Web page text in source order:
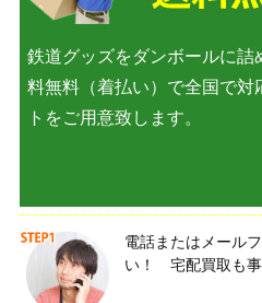
鉄道グッズをダンボールに詰
料無料（着払い）で全国で対
トをご用意致します。
電話またはメール
い！ 宅配買取も事